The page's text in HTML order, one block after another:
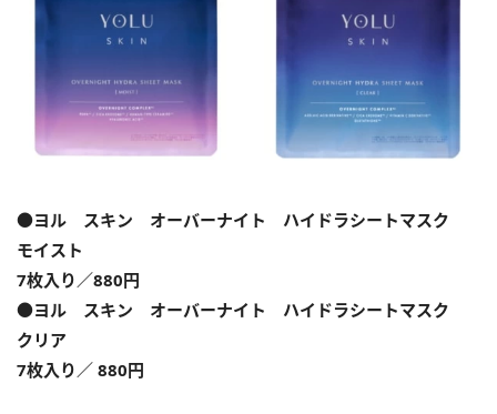
●ヨル スキン オーバーナイト ハイドラシートマスク
モイスト
7枚入り／880円
●ヨル スキン オーバーナイト ハイドラシートマスク
クリア
7枚入り／ 880円